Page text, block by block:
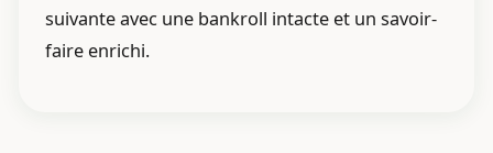
suivante avec une bankroll intacte et un savoir-
faire enrichi.